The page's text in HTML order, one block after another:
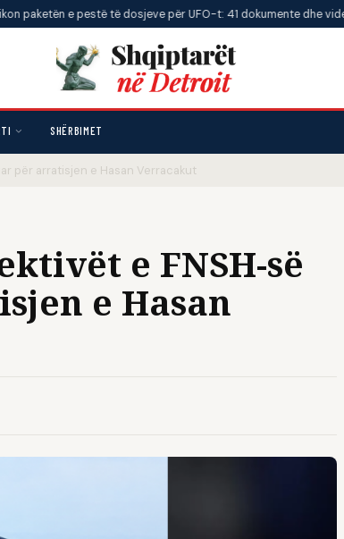
e pestë të dosjeve për UFO-t: 41 dokumente dhe video të reja
SHËRBIMET
për arratisjen e Hasan Verracakut
e FNSH-së
e Hasan